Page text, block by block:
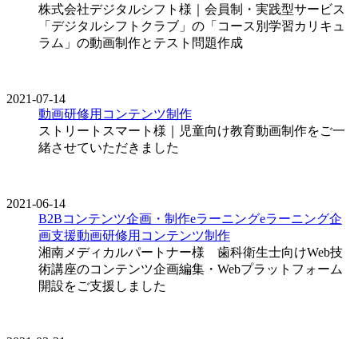
株式会社デジタルシフト様｜会員制・実践型サービス
「デジタルシフトクラブ」の「コース別学習カリキュ
ラム」の動画制作とテスト問題作成
2021-07-14
動画研修用コンテンツ制作
ストリートスマート様｜児童向け教育動画制作をご一
緒させていただきました
2021-06-14
B2Bコンテンツ企画・制作eラーニングeラーニング企
画支援動画研修用コンテンツ制作
湘南メディカルパートナー様 歯科衛生士向けWeb技
術講座のコンテンツ企画編集・Webプラットフォーム
開設をご支援しました